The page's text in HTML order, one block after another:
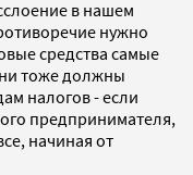
в нашем
нужно
средства самые
тоже должны
налогов - если
предпринимателя,
начиная от